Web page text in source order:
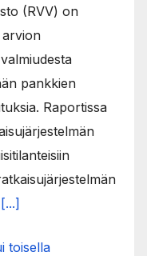
(RVV) on
arvion
pankkien
Raportissa
[...]
toisella